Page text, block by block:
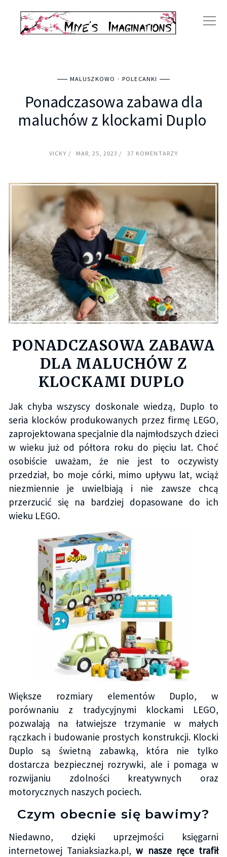
MALUSZKOWO POLECANKI
Ponadczasowa zabawa dla
maluchów z klockami Duplo
VICKY MAR, 25, 2023 37 KOMENTARZY
PONADCZASOWA ZABAWA
DLA MALUCHÓW Z
KLOCKAMI DUPLO
Jak chyba wszyscy doskonale wiedzą, Duplo to
seria klocków produkowanych przez firmę LEGO,
zaprojektowana specjalnie dla najmłodszych dzieci
w wieku już od półtora roku do pięciu lat. Choć
osobiście uważam, że nie jest to oczywisty
przedział, bo moje córki, mimo upływu lat, wciąż
niezmiennie je uwielbiają i nie zawsze chcą
przerzucić się na bardziej dopasowane do ich
wieku LEGO.
Większe rozmiary elementów Duplo, w
porównaniu z tradycyjnymi klockami LEGO,
pozwalają na łatwiejsze trzymanie w małych
rączkach i budowanie prostych konstrukcji. Klocki
Duplo są świetną zabawką, która nie tylko
dostarcza bezpiecznej rozrywki, ale i pomaga w
rozwijaniu zdolności kreatywnych oraz
motorycznych naszych pociech.
Czym obecnie się bawimy?
Niedawno, dzięki uprzejmości księgarni
internetowej Taniaksiazka.pl,w nasze ręce trafił